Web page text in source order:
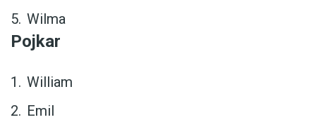
Wilma
Pojkar
William
Emil